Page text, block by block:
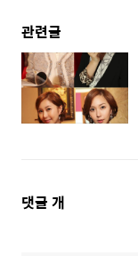
관련글
댓
댓글 개